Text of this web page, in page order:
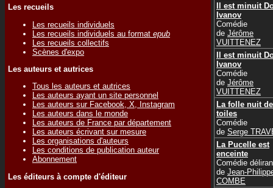
Les recueils
Les recueils individuels
Les recueils individuels au format epub
Les recueils collectifs
Scènes d'expo
Les auteurs et autrices
Tous les auteurs et autrices
Les auteurs ayant un site personnel
Les auteurs sur Facebook, X, Instagram
Les auteurs dans le monde
Les auteurs de France par département
Les auteurs écrivant sur mesure
Les organisations d'auteurs
Les conditions de publication auteur
Abonnement
Les éditeurs à compte d'éditeur
Il est minuit
Ivanov
Comédie
de Jérôme
VUITTENEZ
Il est minuit
Ivanov
Comédie
de Jérôme
VUITTENEZ
La folle nuit
toiles
Comédie
de Serge
La Pucelle est
enceinte
Comédie
de Jean-
COMBE